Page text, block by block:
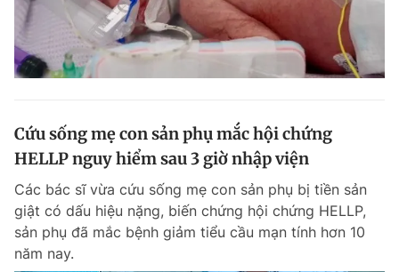
Sản phẩm khác
Tiện ích Bạn cần biết
Đọc Thanh Niên trên điện thoại
Cứu sống mẹ con sản phụ mắc hội chứng
HELLP nguy hiểm sau 3 giờ nhập viện
Các bác sĩ vừa cứu sống mẹ con sản phụ bị tiền sản
giật có dấu hiệu nặng, biến chứng hội chứng HELLP,
sản phụ đã mắc bệnh giảm tiểu cầu mạn tính hơn 10
năm nay.